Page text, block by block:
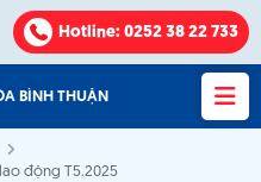
Hotline: 0252 38 22 733
BÌNH THUẬN
động T5.2025